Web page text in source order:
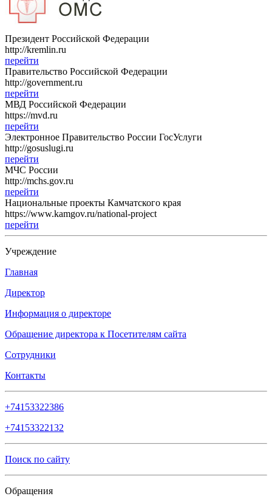
Президент Российской Федерации
http://kremlin.ru
перейти
Правительство Российской Федерации
http://government.ru
перейти
МВД Российской Федерации
https://mvd.ru
перейти
Электронное Правительство России ГосУслуги
http://gosuslugi.ru
перейти
МЧС России
http://mchs.gov.ru
перейти
Национальные проекты Камчатского края
https://www.kamgov.ru/national-project
перейти
Учреждение
Главная
Директор
Информация о директоре
Обращение директора к Посетителям сайта
Сотрудники
Контакты
+74153322386
+74153322132
Поиск по сайту
Обращения